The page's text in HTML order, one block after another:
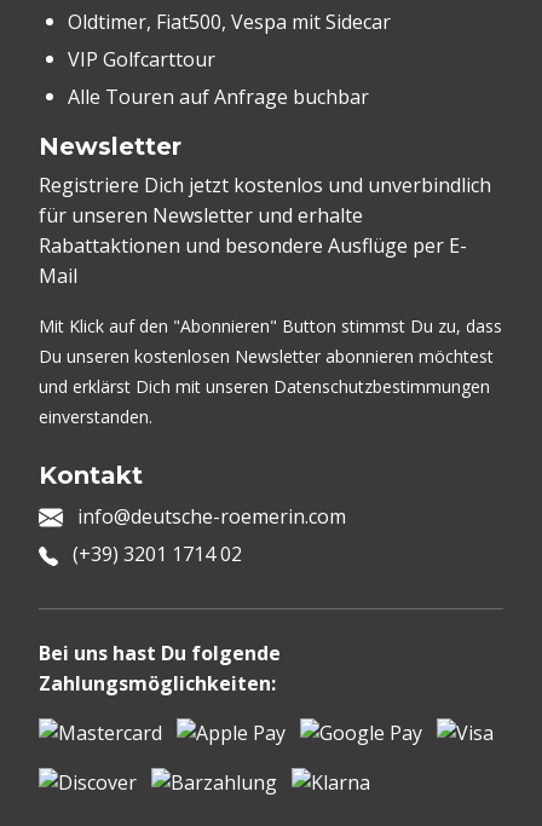
Oldtimer, Fiat500, Vespa mit Sidecar
VIP Golfcarttour
Alle Touren auf Anfrage buchbar
Newsletter
Registriere Dich jetzt kostenlos und unverbindlich
für unseren Newsletter und erhalte
Rabattaktionen und besondere Ausflüge per E-
Mail
Mit Klick auf den "Abonnieren" Button stimmst Du zu, dass
Du unseren kostenlosen Newsletter abonnieren möchtest
und erklärst Dich mit unseren Datenschutzbestimmungen
einverstanden.
Kontakt
info@deutsche-roemerin.com
(+39) 3201 1714 02
Bei uns hast Du folgende
Zahlungsmöglichkeiten: